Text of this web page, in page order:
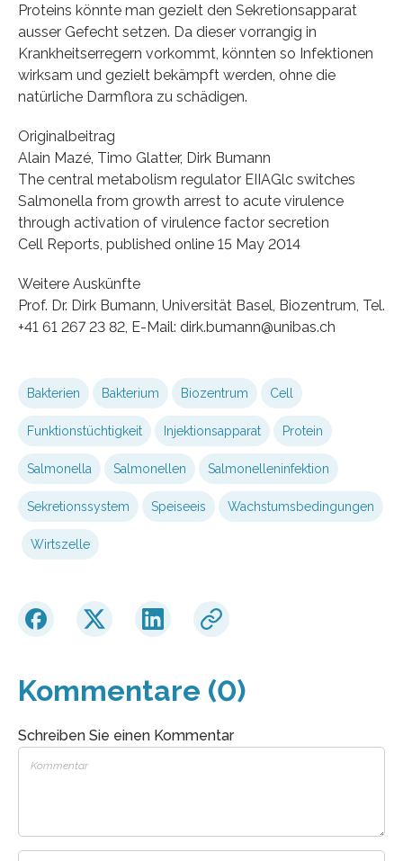
Proteins könnte man gezielt den Sekretionsapparat
ausser Gefecht setzen. Da dieser vorrangig in
Krankheitserregern vorkommt, könnten so Infektionen
wirksam und gezielt bekämpft werden, ohne die
natürliche Darmflora zu schädigen.
Originalbeitrag
Alain Mazé, Timo Glatter, Dirk Bumann
The central metabolism regulator EIIAGlc switches
Salmonella from growth arrest to acute virulence
through activation of virulence factor secretion
Cell Reports, published online 15 May 2014
Weitere Auskünfte
Prof. Dr. Dirk Bumann, Universität Basel, Biozentrum, Tel.
+41 61 267 23 82, E-Mail: dirk.bumann@unibas.ch
Bakterien Bakterium Biozentrum Cell
Funktionstüchtigkeit Injektionsapparat Protein
Salmonella Salmonellen Salmonelleninfektion
Sekretionssystem Speiseeis Wachstumsbedingungen
Wirtszelle
Kommentare (0)
Schreiben Sie einen Kommentar